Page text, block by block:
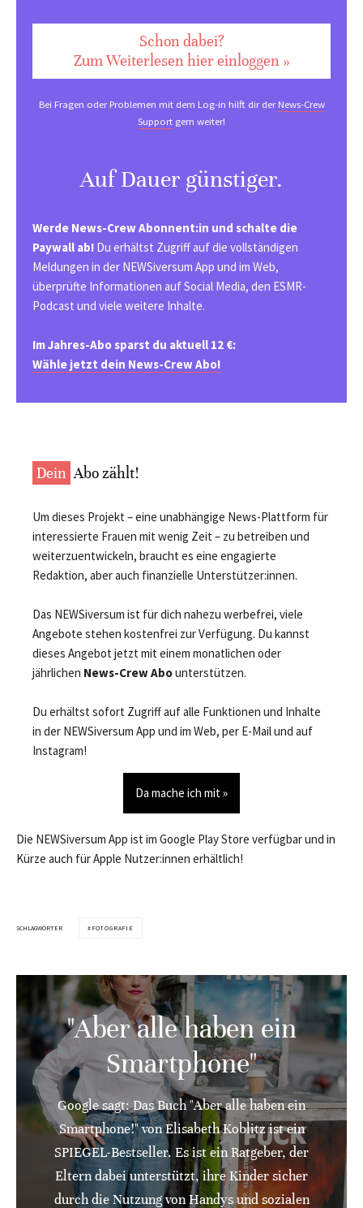
Schon dabei?
Zum Weiterlesen hier einloggen »
Bei Fragen oder Problemen mit dem Log-in hilft dir derNews-Crew
Support gern weiter!
Auf Dauer günstiger.
Werde News-Crew Abonnent:in und schalte die
Paywall ab! Du erhältst Zugriff auf die vollständigen
Meldungen in der NEWSiversum App und im Web,
überprüfte Informationen auf Social Media, den ESMR-
Podcast und viele weitere Inhalte.
Im Jahres-Abo sparst du aktuell 12 €:
Wähle jetzt dein News-Crew Abo!
Dein Abo zählt!
Um dieses Projekt – eine unabhängige News-Plattform für
interessierte Frauen mit wenig Zeit – zu betreiben und
weiterzuentwickeln, braucht es eine engagierte
Redaktion, aber auch finanzielle Unterstützer:innen.
Das NEWSiversum ist für dich nahezu werbefrei, viele
Angebote stehen kostenfrei zur Verfügung. Du kannst
dieses Angebot jetzt mit einem monatlichen oder
jährlichen News-Crew Abounterstützen.
Du erhältst sofort Zugriff auf alle Funktionen und Inhalte
in der NEWSiversum App und im Web, per E-Mail und auf
Instagram!
Da mache ich mit »
Die NEWSiversum App ist im Google Play Store verfügbar und in
Kürze auch für Apple Nutzer:innen erhältlich!
SCHLAGWÖRTER FOTOGRAFIE
"Aber alle haben ein
Smartphone"
Google sagt: Das Buch "Aber alle haben ein
Smartphone!" von Elisabeth Koblitz ist ein
SPIEGEL-Bestseller. Es ist ein Ratgeber, der
Eltern dabei unterstützt, ihre Kinder sicher
durch die Nutzung von Handys und sozialen